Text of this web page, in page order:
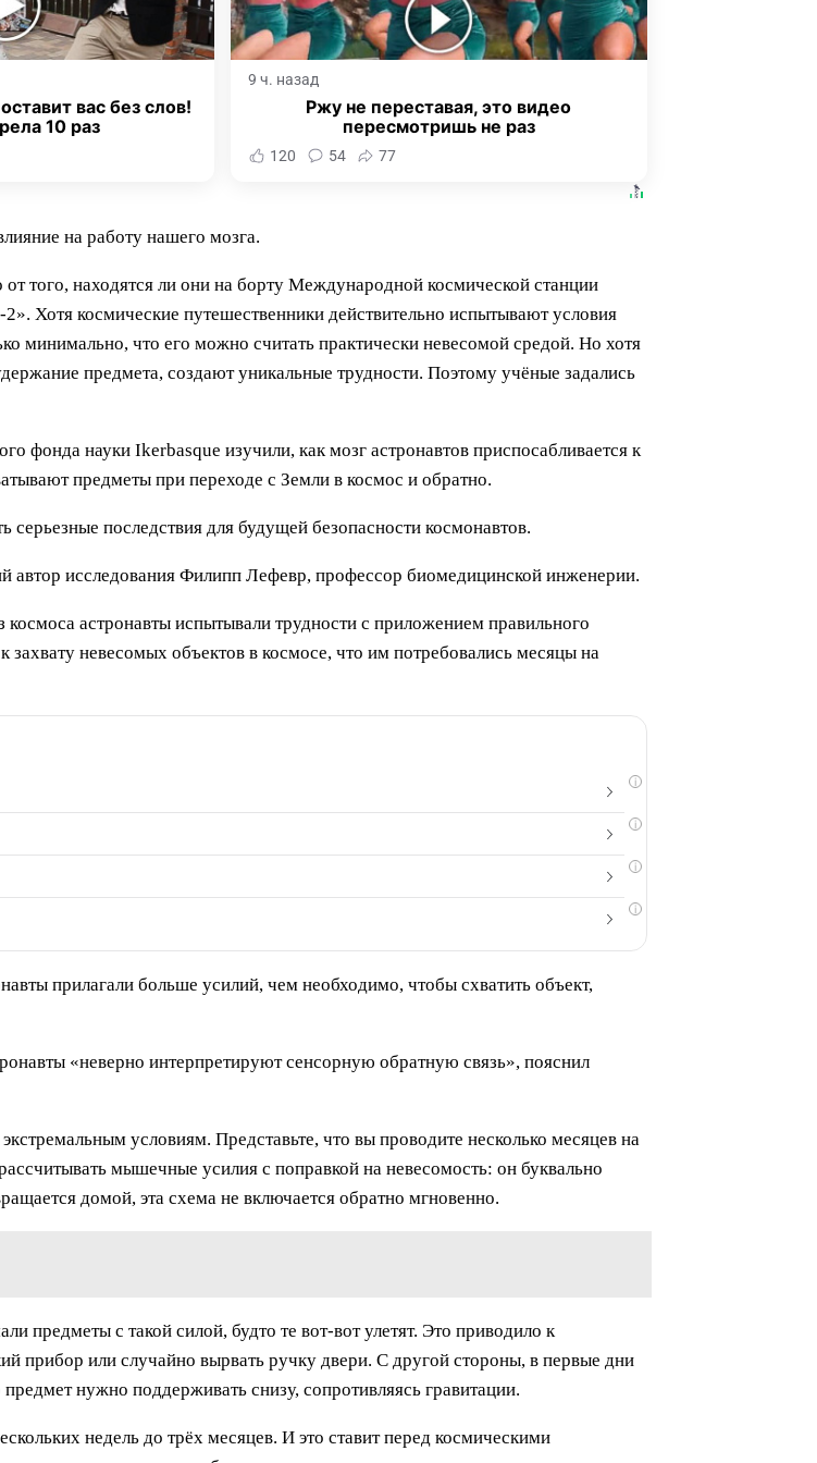
вас без слов!
10 раз
9 ч. назад
Ржу не переставая, это видео
пересмотришь не раз
120 54 77
на работу нашего мозга.
того, находятся ли они на борту Международной космической станции
Хотя космические путешественники действительно испытывают условия
минимально, что его можно считать практически невесомой средой. Но хотя
предмета, создают уникальные трудности. Поэтому учёные задались
фонда науки Ikerbasque изучили, как мозг астронавтов приспосабливается к
предметы при переходе с Земли в космос и обратно.
последствия для будущей безопасности космонавтов.
исследования Филипп Лефевр, профессор биомедицинской инженерии.
астронавты испытывали трудности с приложением правильного
захвату невесомых объектов в космосе, что им потребовались месяцы на
i
i
i
i
прилагали больше усилий, чем необходимо, чтобы схватить объект,
«неверно интерпретируют сенсорную обратную связь», пояснил
условиям. Представьте, что вы проводите несколько месяцев на
мышечные усилия с поправкой на невесомость: он буквально
домой, эта схема не включается обратно мгновенно.
предметы с такой силой, будто те вот-вот улетят. Это приводило к
прибор или случайно вырвать ручку двери. С другой стороны, в первые дни
нужно поддерживать снизу, сопротивляясь гравитации.
недель до трёх месяцев. И это ставит перед космическими